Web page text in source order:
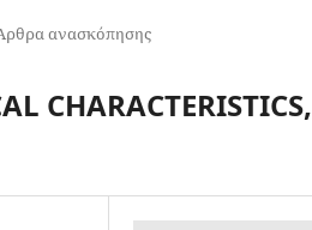
ανασκόπησης
CHARACTERISTICS,